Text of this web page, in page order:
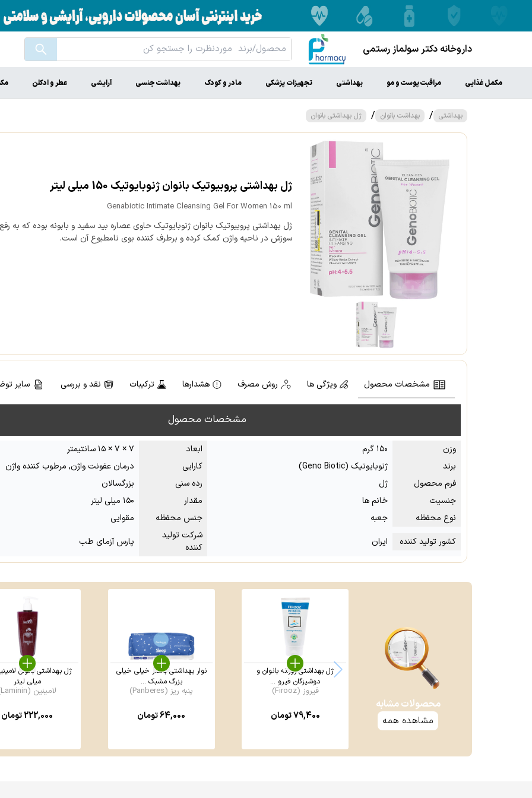
داروخانه دکتر سولماز رستمی
مکمل غذایی مراقبت پوست و مو بهداشتی تجهیزات پزشکی مادر و کودک بهداشت جنسی آرایشی عطر و ادکلن
بهداشتی / بهداشت بانوان / ژل بهداشتی بانوان
ژل بهداشتی پروبیوتیک بانوان ژنوبایوتیک 150 میلی لیتر
Genabiotic Intimate Cleansing Gel For Women 150 ml
ژل بهداشتی پروبیوتیک بانوان ژنوبایوتیک حاوی عصاره بید سفید و بابونه بوده که به
سوزش در ناحیه واژن کمک کرده و برطرف کننده بوی نامطبوع آن است.
مشخصات محصول ویژگی ها روش مصرف هشدارها ترکیبات نقد و بررسی سایر
مشخصات محصول
وزن ۱۵۰ گرم ابعاد
۷ × ۷ × ۱۵ سانتیمتر
برند
ژنوبایوتیک (Geno Biotic) کارایی
درمان عفونت واژن, مرطوب کننده واژن
فرم محصول
ژل رده سنی
بزرگسالان
جنسیت
خانم ها مقدار
۱۵۰ میلی لیتر
نوع محفظه
جعبه جنس محفظه
مقوایی
کشور تولید کننده
ایران
شرکت تولید
کننده
پارس آزمای طب
محصولات مشابه
مشاهده همه
ژل بهداشتی روزانه بانوان و
دوشیزگان فیرو ...
فیروز (Firooz)
79,400تومان
نوار بهداشتی بالدار خیلی خیلی
بزرگ مشبک ...
پنبه ریز (Panberes)
64,000تومان
میلی لیتر
لامینین (Laminin)
222,000تومان